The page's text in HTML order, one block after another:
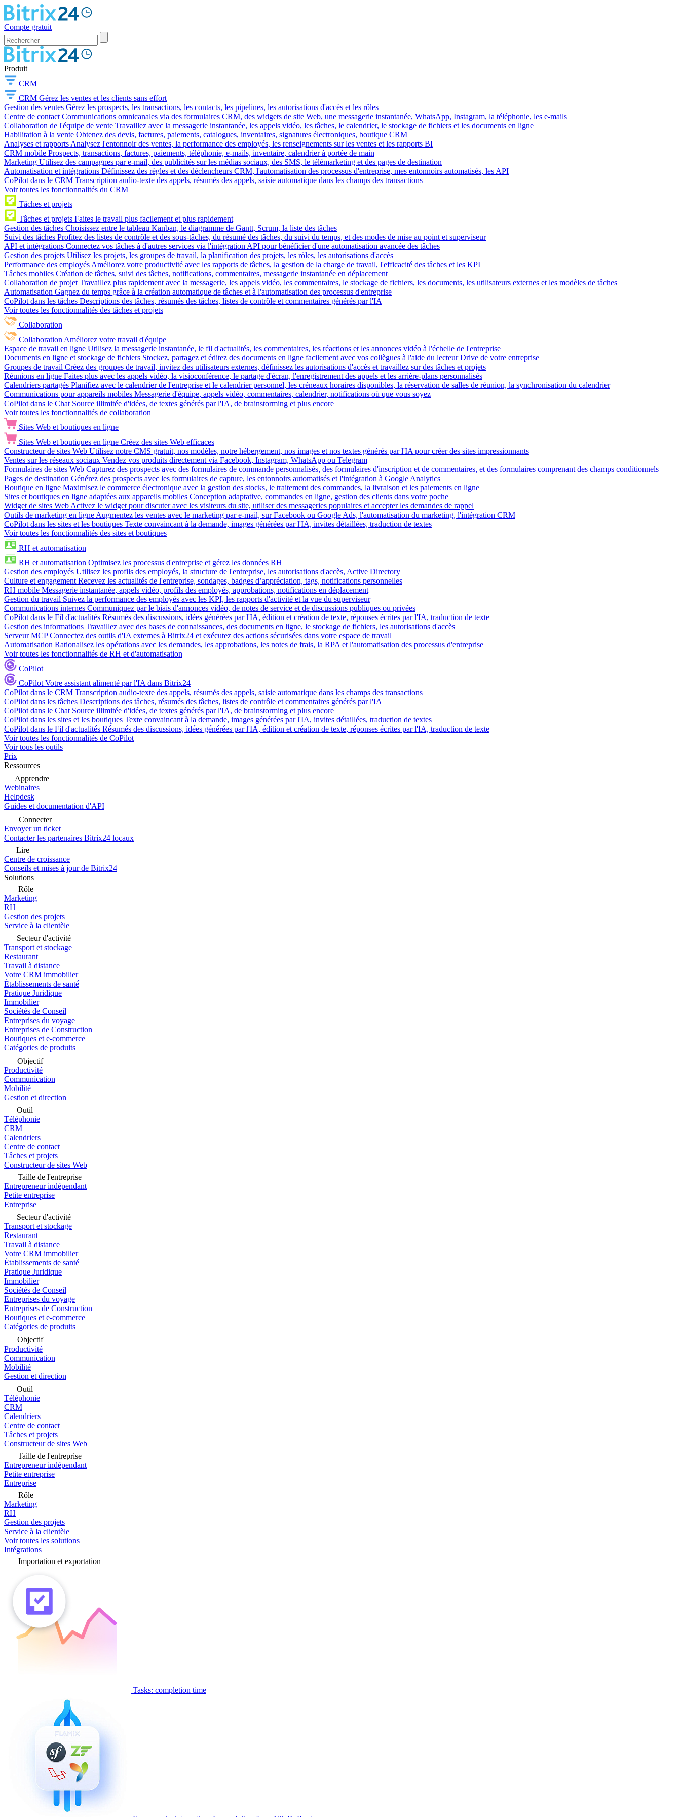
Compte gratuit
Produit
CRM
CRM Gérez les ventes et les clients sans effort
Gestion des ventes Gérez les prospects, les transactions, les contacts, les pipelines, les autorisations d'accès et les rôles
Centre de contact Communications omnicanales via des formulaires CRM, des widgets de site Web, une messagerie instantanée, WhatsApp, Instagram, la téléphonie, les e-mails
Collaboration de l'équipe de vente Travaillez avec la messagerie instantanée, les appels vidéo, les tâches, le calendrier, le stockage de fichiers et les documents en ligne
Habilitation à la vente Obtenez des devis, factures, paiements, catalogues, inventaires, signatures électroniques, boutique CRM
Analyses et rapports Analysez l'entonnoir des ventes, la performance des employés, les renseignements sur les ventes et les rapports BI
CRM mobile Prospects, transactions, factures, paiements, téléphonie, e-mails, inventaire, calendrier à portée de main
Marketing Utilisez des campagnes par e-mail, des publicités sur les médias sociaux, des SMS, le télémarketing et des pages de destination
Automatisation et intégrations Définissez des règles et des déclencheurs CRM, l'automatisation des processus d'entreprise, mes entonnoirs automatisés, les API
CoPilot dans le CRM Transcription audio-texte des appels, résumés des appels, saisie automatique dans les champs des transactions
Voir toutes les fonctionnalités du CRM
Tâches et projets
Tâches et projets Faites le travail plus facilement et plus rapidement
Gestion des tâches Choisissez entre le tableau Kanban, le diagramme de Gantt, Scrum, la liste des tâches
Suivi des tâches Profitez des listes de contrôle et des sous-tâches, du résumé des tâches, du suivi du temps, et des modes de mise au point et superviseur
API et intégrations Connectez vos tâches à d'autres services via l'intégration API pour bénéficier d'une automatisation avancée des tâches
Gestion des projets Utilisez les projets, les groupes de travail, la planification des projets, les rôles, les autorisations d'accès
Performance des employés Améliorez votre productivité avec les rapports de tâches, la gestion de la charge de travail, l'efficacité des tâches et les KPI
Tâches mobiles Création de tâches, suivi des tâches, notifications, commentaires, messagerie instantanée en déplacement
Collaboration de projet Travaillez plus rapidement avec la messagerie, les appels vidéo, les commentaires, le stockage de fichiers, les documents, les utilisateurs externes et les modèles de tâches
Automatisation Gagnez du temps grâce à la création automatique de tâches et à l'automatisation des processus d'entreprise
CoPilot dans les tâches Descriptions des tâches, résumés des tâches, listes de contrôle et commentaires générés par l'IA
Voir toutes les fonctionnalités des tâches et projets
Collaboration
Collaboration Améliorez votre travail d'équipe
Espace de travail en ligne Utilisez la messagerie instantanée, le fil d'actualités, les commentaires, les réactions et les annonces vidéo à l'échelle de l'entreprise
Documents en ligne et stockage de fichiers Stockez, partagez et éditez des documents en ligne facilement avec vos collègues à l'aide du lecteur Drive de votre entreprise
Groupes de travail Créez des groupes de travail, invitez des utilisateurs externes, définissez les autorisations d'accès et travaillez sur des tâches et projets
Réunions en ligne Faites plus avec les appels vidéo, la visioconférence, le partage d'écran, l'enregistrement des appels et les arrière-plans personnalisés
Calendriers partagés Planifiez avec le calendrier de l'entreprise et le calendrier personnel, les créneaux horaires disponibles, la réservation de salles de réunion, la synchronisation du calendrier
Communications pour appareils mobiles Messagerie d'équipe, appels vidéo, commentaires, calendrier, notifications où que vous soyez
CoPilot dans le Chat Source illimitée d'idées, de textes générés par l'IA, de brainstorming et plus encore
Voir toutes les fonctionnalités de collaboration
Sites Web et boutiques en ligne
Sites Web et boutiques en ligne Créez des sites Web efficaces
Constructeur de sites Web Utilisez notre CMS gratuit, nos modèles, notre hébergement, nos images et nos textes générés par l'IA pour créer des sites impressionnants
Ventes sur les réseaux sociaux Vendez vos produits directement via Facebook, Instagram, WhatsApp ou Telegram
Formulaires de sites Web Capturez des prospects avec des formulaires de commande personnalisés, des formulaires d'inscription et de commentaires, et des formulaires comprenant des champs conditionnels
Pages de destination Générez des prospects avec les formulaires de capture, les entonnoirs automatisés et l'intégration à Google Analytics
Boutique en ligne Maximisez le commerce électronique avec la gestion des stocks, le traitement des commandes, la livraison et les paiements en ligne
Sites et boutiques en ligne adaptées aux appareils mobiles Conception adaptative, commandes en ligne, gestion des clients dans votre poche
Widget de sites Web Activez le widget pour discuter avec les visiteurs du site, utiliser des messageries populaires et accepter les demandes de rappel
Outils de marketing en ligne Augmentez les ventes avec le marketing par e-mail, sur Facebook ou Google Ads, l'automatisation du marketing, l'intégration CRM
CoPilot dans les sites et les boutiques Texte convaincant à la demande, images générées par l'IA, invites détaillées, traduction de textes
Voir toutes les fonctionnalités des sites et boutiques
RH et automatisation
RH et automatisation Optimisez les processus d'entreprise et gérez les données RH
Gestion des employés Utilisez les profils des employés, la structure de l'entreprise, les autorisations d'accès, Active Directory
Culture et engagement Recevez les actualités de l'entreprise, sondages, badges d’appréciation, tags, notifications personnelles
RH mobile Messagerie instantanée, appels vidéo, profils des employés, approbations, notifications en déplacement
Gestion du travail Suivez la performance des employés avec les KPI, les rapports d'activité et la vue du superviseur
Communications internes Communiquez par le biais d'annonces vidéo, de notes de service et de discussions publiques ou privées
CoPilot dans le Fil d'actualités Résumés des discussions, idées générées par l'IA, édition et création de texte, réponses écrites par l'IA, traduction de texte
Gestion des informations Travaillez avec des bases de connaissances, des documents en ligne, le stockage de fichiers, les autorisations d'accès
Serveur MCP Connectez des outils d'IA externes à Bitrix24 et exécutez des actions sécurisées dans votre espace de travail
Automatisation Rationalisez les opérations avec les demandes, les approbations, les notes de frais, la RPA et l'automatisation des processus d'entreprise
Voir toutes les fonctionnalités de RH et d'automatisation
CoPilot
CoPilot Votre assistant alimenté par l'IA dans Bitrix24
CoPilot dans le CRM Transcription audio-texte des appels, résumés des appels, saisie automatique dans les champs des transactions
CoPilot dans les tâches Descriptions des tâches, résumés des tâches, listes de contrôle et commentaires générés par l'IA
CoPilot dans le Chat Source illimitée d'idées, de textes générés par l'IA, de brainstorming et plus encore
CoPilot dans les sites et les boutiques Texte convaincant à la demande, images générées par l'IA, invites détaillées, traduction de textes
CoPilot dans le Fil d'actualités Résumés des discussions, idées générées par l'IA, édition et création de texte, réponses écrites par l'IA, traduction de texte
Voir toutes les fonctionnalités de CoPilot
Voir tous les outils
Prix
Ressources
Apprendre
Webinaires
Helpdesk
Guides et documentation d'API
Connecter
Envoyer un ticket
Contacter les partenaires Bitrix24 locaux
Lire
Centre de croissance
Conseils et mises à jour de Bitrix24
Solutions
Rôle
Marketing
RH
Gestion des projets
Service à la clientèle
Secteur d'activité
Transport et stockage
Restaurant
Travail à distance
Votre CRM immobilier
Établissements de santé
Pratique Juridique
Immobilier
Sociétés de Conseil
Entreprises du voyage
Entreprises de Construction
Boutiques et e-commerce
Catégories de produits
Objectif
Productivité
Communication
Mobilité
Gestion et direction
Outil
Téléphonie
CRM
Calendriers
Centre de contact
Tâches et projets
Constructeur de sites Web
Taille de l'entreprise
Entrepreneur indépendant
Petite entreprise
Entreprise
Secteur d'activité
Transport et stockage
Restaurant
Travail à distance
Votre CRM immobilier
Établissements de santé
Pratique Juridique
Immobilier
Sociétés de Conseil
Entreprises du voyage
Entreprises de Construction
Boutiques et e-commerce
Catégories de produits
Objectif
Productivité
Communication
Mobilité
Gestion et direction
Outil
Téléphonie
CRM
Calendriers
Centre de contact
Tâches et projets
Constructeur de sites Web
Taille de l'entreprise
Entrepreneur indépendant
Petite entreprise
Entreprise
Rôle
Marketing
RH
Gestion des projets
Service à la clientèle
Voir toutes les solutions
Intégrations
Importation et exportation
Tasks: completion time